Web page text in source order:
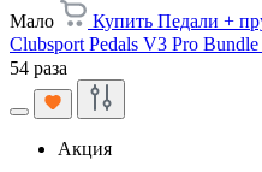
Мало
Купить Педали +
Clubsport Pedals V3 Pro Bundle
54 раза
Акция